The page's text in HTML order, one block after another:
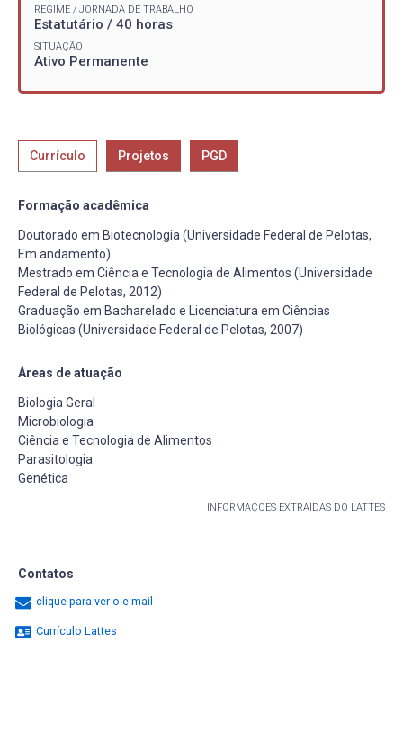
REGIME / JORNADA DE TRABALHO
Estatutário / 40 horas
SITUAÇÃO
Ativo Permanente
Currículo Projetos PGD
Formação acadêmica
Doutorado em Biotecnologia (Universidade Federal de Pelotas,
Em andamento)
Mestrado em Ciência e Tecnologia de Alimentos (Universidade
Federal de Pelotas, 2012)
Graduação em Bacharelado e Licenciatura em Ciências
Biológicas (Universidade Federal de Pelotas, 2007)
Áreas de atuação
Biologia Geral
Microbiologia
Ciência e Tecnologia de Alimentos
Parasitologia
Genética
INFORMAÇÕES EXTRAÍDAS DO LATTES
Contatos
clique para ver o e-mail
Currículo Lattes